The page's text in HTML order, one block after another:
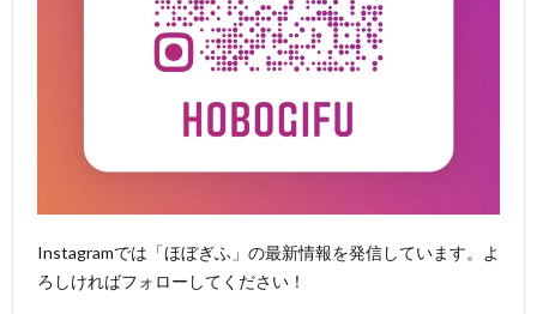
Instagramでは「ほぼぎふ」の最新情報を発信しています。よ
ろしければフォローしてください！